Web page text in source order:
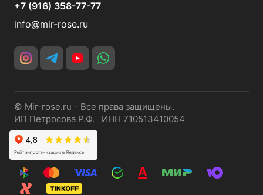
+7 (916) 358-77-77
info@mir-rose.ru
© Mir-rose.ru - Все права защищены.
ИП Петросова Р.Ф. ИНН 710513410054